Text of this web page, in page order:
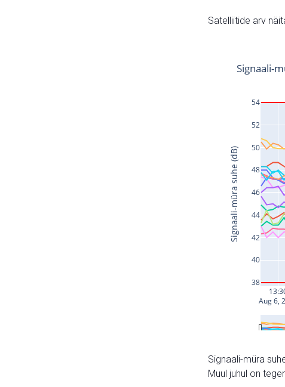
Satelliitide arv
Signaali-müra
Muul juhul on